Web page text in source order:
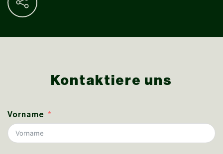
Kontaktiere uns
Vorname